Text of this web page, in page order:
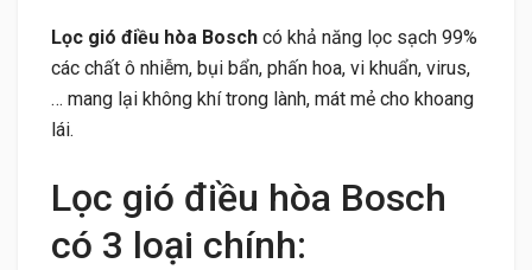
Lọc gió điều hòa Bosch có khả năng lọc sạch 99%
các chất ô nhiễm, bụi bẩn, phấn hoa, vi khuẩn, virus,
… mang lại không khí trong lành, mát mẻ cho khoang
lái.
Lọc gió điều hòa Bosch
có 3 loại chính: